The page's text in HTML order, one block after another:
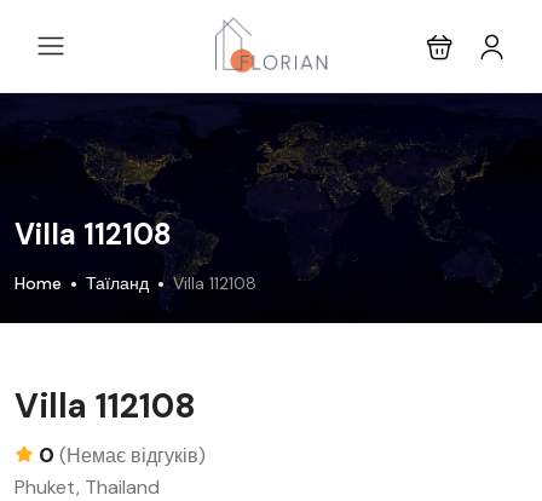
Villa 112108
Home Таїланд Villa 112108
Villa 112108
0 (Немає відгуків)
Phuket, Thailand